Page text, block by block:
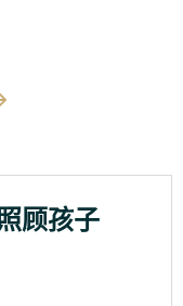
顾孩子